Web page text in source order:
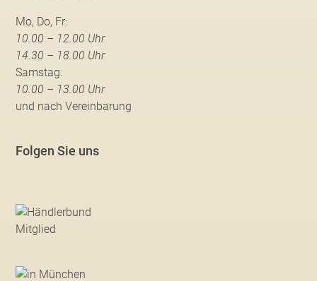
Mo, Do, Fr:
10.00 – 12.00 Uhr
14.30 – 18.00 Uhr
Samstag:
10.00 – 13.00 Uhr
und nach Vereinbarung
Folgen Sie uns